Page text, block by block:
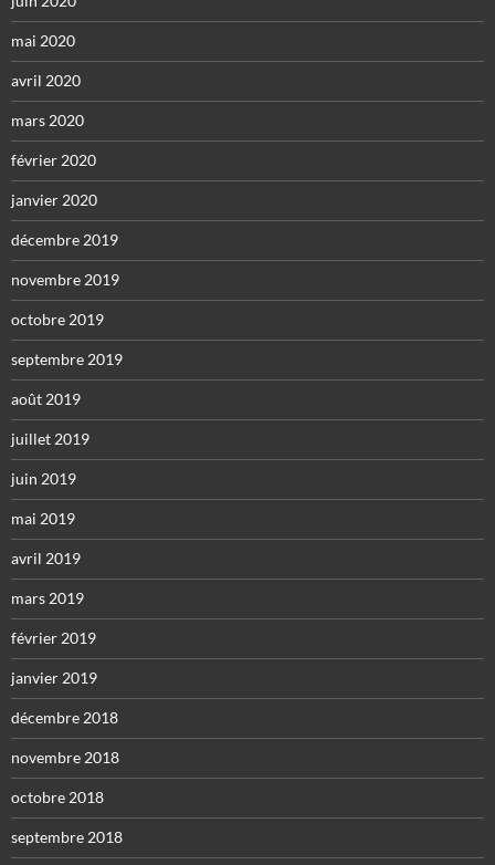
mai 2020
avril 2020
mars 2020
février 2020
janvier 2020
décembre 2019
novembre 2019
octobre 2019
septembre 2019
août 2019
juillet 2019
juin 2019
mai 2019
avril 2019
mars 2019
février 2019
janvier 2019
décembre 2018
novembre 2018
octobre 2018
septembre 2018